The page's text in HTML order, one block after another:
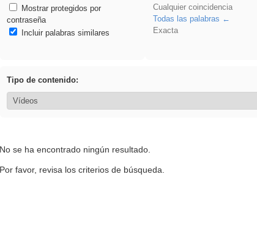
Mostrar protegidos por
contraseña
Incluir palabras similares
Cualquier coincidencia
Todas las palabras
Exacta
Tipo de contenido:
No se ha encontrado ningún resultado.
Por favor, revisa los criterios de búsqueda.